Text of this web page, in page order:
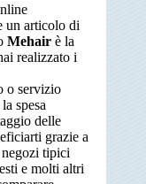
un articolo di
Mehair è la
realizzato i
o servizio
spesa
delle
grazie a
tipici
e molti altri